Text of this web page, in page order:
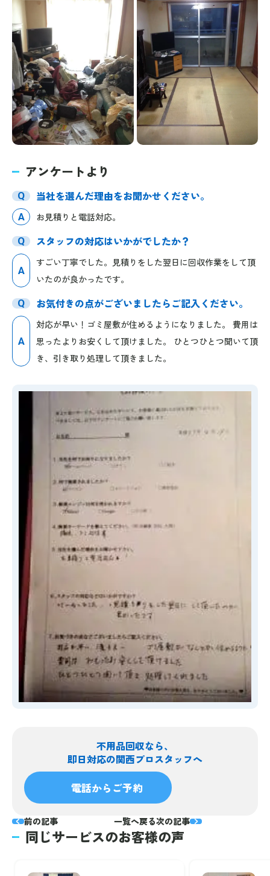
アンケートより
Q 当社を選んだ理由をお聞かせください。
A
お見積りと電話対応。
Q
スタッフの対応はいかがでしたか？
A
すごい丁寧でした。見積りをした翌日に回収作業をして頂
いたのが良かったです。
Q
お気付きの点がございましたらご記入ください。
A
対応が早い！ゴミ屋敷が住めるようになりました。 費用は
思ったよりお安くして頂けました。 ひとつひとつ聞いて頂
き、引き取り処理して頂きました。
不用品回収なら、
即日対応の関西プロスタッフへ
電話からご予約
前の記事 一覧へ戻る次の記事
同じサービスのお客様の声